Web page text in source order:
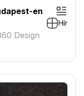
en
Hír
Design